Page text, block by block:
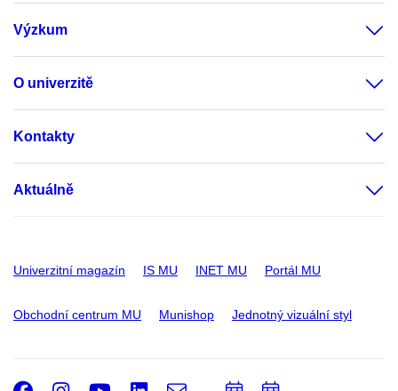
Výzkum
O univerzitě
Kontakty
Aktuálně
Univerzitní magazín IS MU INET MU Portál MU
Obchodní centrum MU Munishop Jednotný vizuální styl